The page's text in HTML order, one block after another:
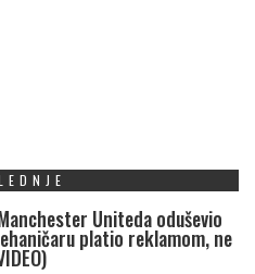
Uniteda oduševio
platio reklamom, ne